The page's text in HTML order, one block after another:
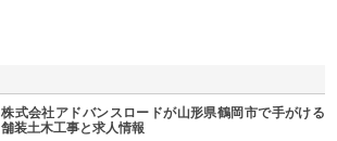
株式会社アドバンスロードが山形県鶴岡市で手がける
舗装土木工事と求人情報